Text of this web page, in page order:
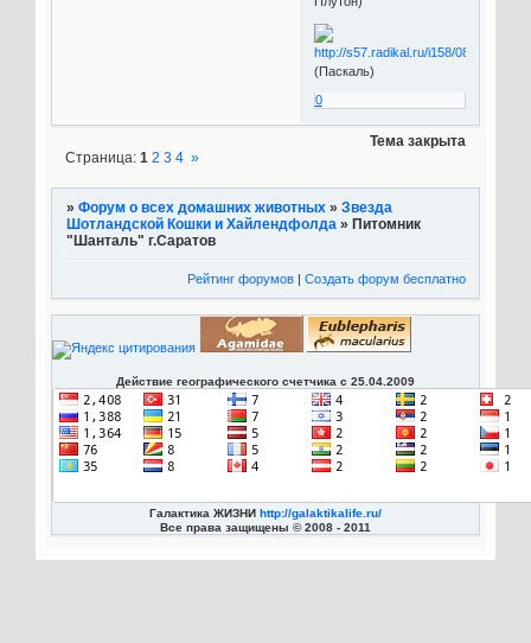
Плутон)
(Прометей, Паскаль,
Плутон)
Шотландской Кошки и Хайлендфолда »Питомник
"Шанталь" г.Саратов
Рейтинг форумов Создать форум бесплатно